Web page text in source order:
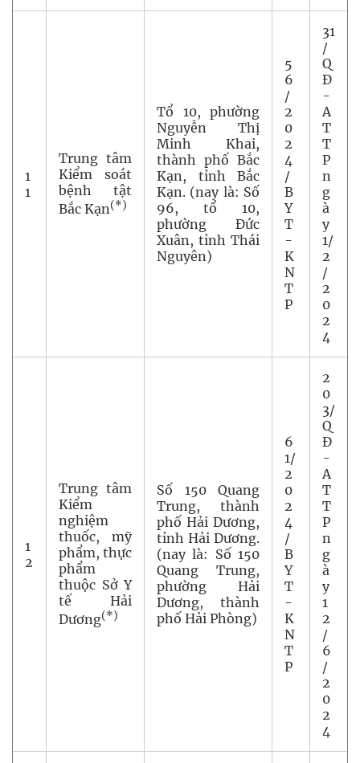
1
1
Trung tâm
Kiểm soát
bệnh tật
Bắc Kạn(*)
Tổ 10, phường
Nguyễn Thị
Minh Khai,
thành phố Bắc
Kạn, tỉnh Bắc
Kạn. (nay là: Số
96, tổ 10,
phường Đức
Xuân, tỉnh Thái
Nguyên)
5
6
/
2
0
2
4
/
B
Y
T
-
K
N
T
P
31
/
Q
Đ
-
A
T
T
P
n
g
à
y
1/
2
/
2
0
2
4
1
2
Trung tâm
Kiểm
nghiệm
thuốc, mỹ
phẩm, thực
phẩm
thuộc Sở Y
tế Hải
Dương(*)
Số 150 Quang
Trung, thành
phố Hải Dương,
tỉnh Hải Dương.
(nay là: Số 150
Quang Trung,
phường Hải
Dương, thành
phố Hải Phòng)
6
1/
2
0
2
4
/
B
Y
T
-
K
N
T
P
2
0
3/
Q
Đ
-
A
T
T
P
n
g
à
y
1
2
/
6
/
2
0
2
4